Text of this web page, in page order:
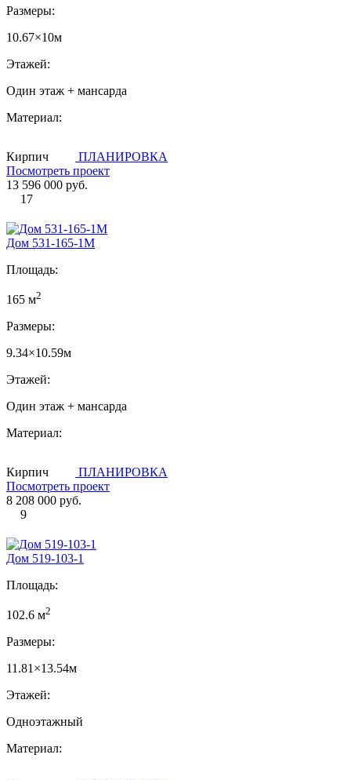
Размеры:
10.67×10м
Этажей:
Один этаж + мансарда
Материал:
Кирпич
ПЛАНИРОВКА
Посмотреть проект
13 596 000 руб.
17
Дом 531-165-1М
Площадь:
165 м2
Размеры:
9.34×10.59м
Этажей:
Один этаж + мансарда
Материал:
Кирпич
ПЛАНИРОВКА
Посмотреть проект
8 208 000 руб.
9
Дом 519-103-1
Площадь:
102.6 м2
Размеры:
11.81×13.54м
Этажей:
Одноэтажный
Материал: